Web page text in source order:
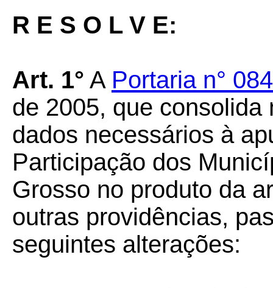
R E S O L V E:
Art. 1° A Portaria n°
de 2005, que
dados necessários à
Participação dos
Grosso no produto da
outras providências,
seguintes alterações: